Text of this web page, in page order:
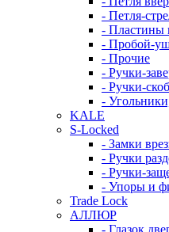
- Петля-
- Пластины
- Пробой-
- Прочие
- Ручки-
- Ручки-
-
KALE
S-Locked
- Замки
- Ручки
- Ручки-
- Упоры и
Trade Lock
АЛЛЮР
- Глазок